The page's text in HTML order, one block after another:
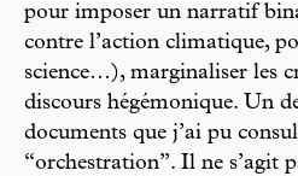
pour imposer un narratif
contre l’action climatique,
science…), marginaliser les
discours hégémonique. Un
documents que j’ai pu
“orchestration”. Il ne s’agit